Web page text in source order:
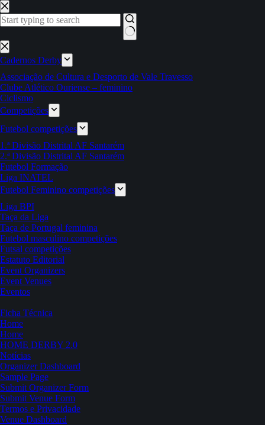
Pular
para
o
Sem
resultados
Cadernos Derby
Associação de Cultura e Desporto de Vale Travesso
Clube Atlético Ouriense – feminino
Ciclismo
Competições
Futebol competições
1.ª Divisão Distrital AF Santarém
2.ª Divisão Distrital AF Santarém
Futebol Formação
Liga INATEL
Futebol Feminino competições
Liga BPI
Taça da Liga
Taça de Portugal feminina
Futebol masculino competições
Futsal competições
Estatuto Editorial
Event Organizers
Event Venues
Eventos
Ficha Técnica
Home
Home
HOME DERBY 2.0
Notícias
Organizer Dashboard
Sample Page
Submit Organizer Form
Submit Venue Form
Termos e Privacidade
Venue Dashboard